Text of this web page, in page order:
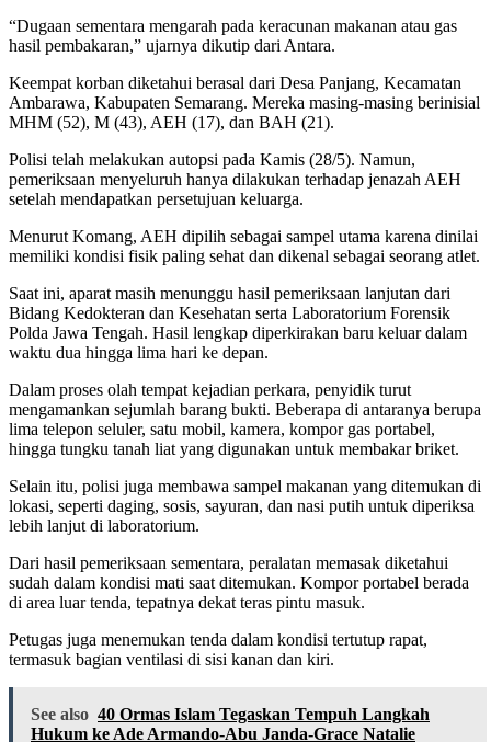
“Dugaan sementara mengarah pada keracunan makanan atau gas
hasil pembakaran,” ujarnya dikutip dari Antara.
Keempat korban diketahui berasal dari Desa Panjang, Kecamatan
Ambarawa, Kabupaten Semarang. Mereka masing-masing berinisial
MHM (52), M (43), AEH (17), dan BAH (21).
Polisi telah melakukan autopsi pada Kamis (28/5). Namun,
pemeriksaan menyeluruh hanya dilakukan terhadap jenazah AEH
setelah mendapatkan persetujuan keluarga.
Menurut Komang, AEH dipilih sebagai sampel utama karena dinilai
memiliki kondisi fisik paling sehat dan dikenal sebagai seorang atlet.
Saat ini, aparat masih menunggu hasil pemeriksaan lanjutan dari
Bidang Kedokteran dan Kesehatan serta Laboratorium Forensik
Polda Jawa Tengah. Hasil lengkap diperkirakan baru keluar dalam
waktu dua hingga lima hari ke depan.
Dalam proses olah tempat kejadian perkara, penyidik turut
mengamankan sejumlah barang bukti. Beberapa di antaranya berupa
lima telepon seluler, satu mobil, kamera, kompor gas portabel,
hingga tungku tanah liat yang digunakan untuk membakar briket.
Selain itu, polisi juga membawa sampel makanan yang ditemukan di
lokasi, seperti daging, sosis, sayuran, dan nasi putih untuk diperiksa
lebih lanjut di laboratorium.
Dari hasil pemeriksaan sementara, peralatan memasak diketahui
sudah dalam kondisi mati saat ditemukan. Kompor portabel berada
di area luar tenda, tepatnya dekat teras pintu masuk.
Petugas juga menemukan tenda dalam kondisi tertutup rapat,
termasuk bagian ventilasi di sisi kanan dan kiri.
See also 40 Ormas Islam Tegaskan Tempuh Langkah
Hukum ke Ade Armando-Abu Janda-Grace Natalie